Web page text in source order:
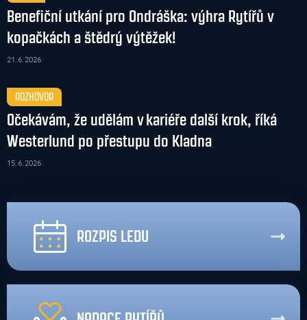
Benefiční utkání pro Ondráška: výhra Rytířů v
kopačkách a štědrý výtěžek!
21. 6. 2026
ROZHOVOR
Očekávám, že udělám v kariéře další krok, říká
Westerlund po přestupu do Kladna
15. 6. 2026
ROZPIS LEDU